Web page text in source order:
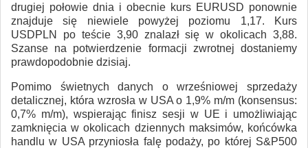
drugiej połowie dnia i obecnie kurs EURUSD ponownie
znajduje się niewiele powyżej poziomu 1,17. Kurs
USDPLN po teście 3,90 znalazł się w okolicach 3,88.
Szanse na potwierdzenie formacji zwrotnej dostaniemy
prawdopodobnie dzisiaj.
Pomimo świetnych danych o wrześniowej sprzedaży
detalicznej, która wzrosła w USA o 1,9% m/m (konsensus:
0,7% m/m), wspierając finisz sesji w UE i umożliwiając
zamknięcia w okolicach dziennych maksimów, końcówka
handlu w USA przyniosła falę podaży, po której S&P500